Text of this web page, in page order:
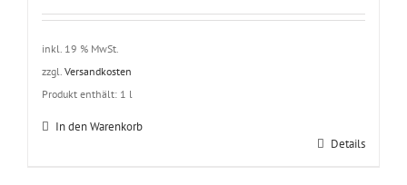
inkl. 19 % MwSt.
zzgl. Versandkosten
Produkt enthält: 1 l
In den Warenkorb
Details